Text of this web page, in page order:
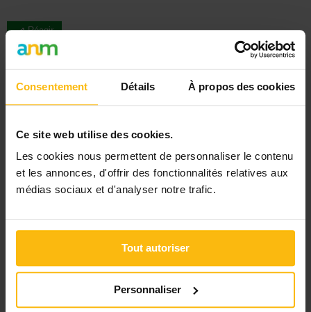
Consentement Détails À propos des cookies
Ce site web utilise des cookies.
Les cookies nous permettent de personnaliser le contenu
et les annonces, d'offrir des fonctionnalités relatives aux
médias sociaux et d'analyser notre trafic.
Tout autoriser
Personnaliser
Réagir
Signaler
Rechercher
DERNIER DOSSIER